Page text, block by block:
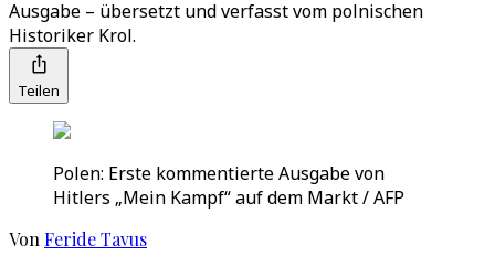
Ausgabe – übersetzt und verfasst vom polnischen
Historiker Krol.
Teilen
Polen: Erste kommentierte Ausgabe von
Hitlers „Mein Kampf“ auf dem Markt / AFP
Von Feride Tavus